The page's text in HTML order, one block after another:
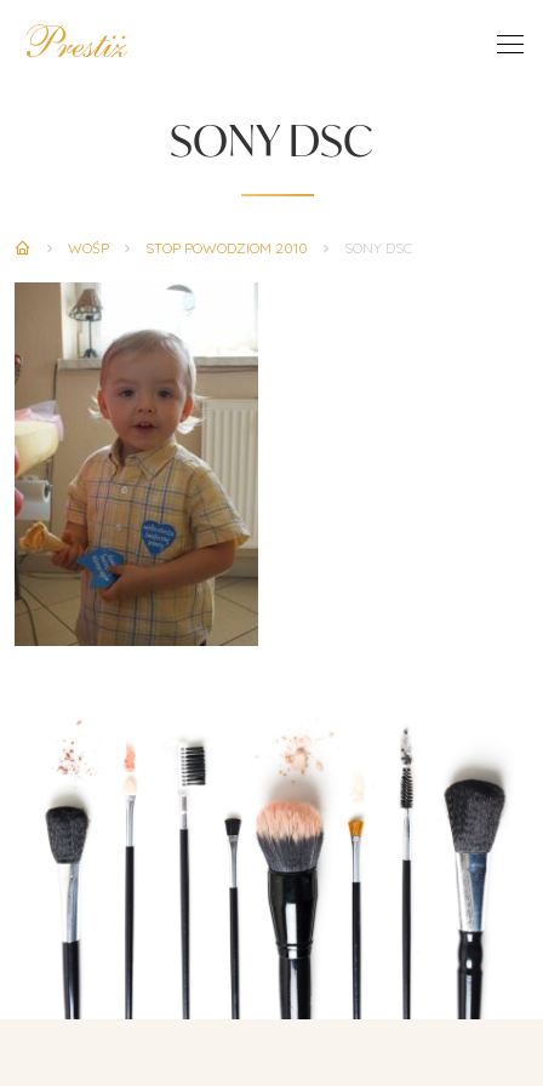
SONY DSC
WOŚP STOP POWODZIOM 2010 SONY DSC